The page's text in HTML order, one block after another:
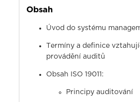
Obsah
Úvod do systému
Termíny a definice
provádění auditů
Obsah ISO 19011:
Principy auditování